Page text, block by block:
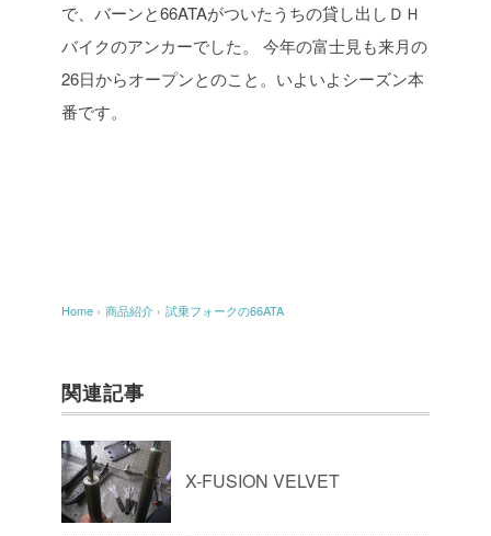
で、バーンと66ATAがついたうちの貸し出しＤＨ
バイクのアンカーでした。
今年の富士見も来月の
26日からオープンとのこと。いよいよシーズン本
番です。
Home › 商品紹介 › 試乗フォークの66ATA
関連記事
X-FUSION VELVET